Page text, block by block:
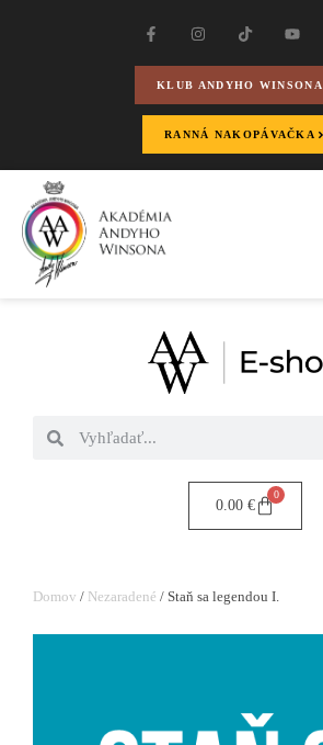
KLUB ANDYHO WINSONA
RANNÁ NAKOPÁVAČKA
0.00 €
0
Domov / Nezaradené / Staň sa legendou I.